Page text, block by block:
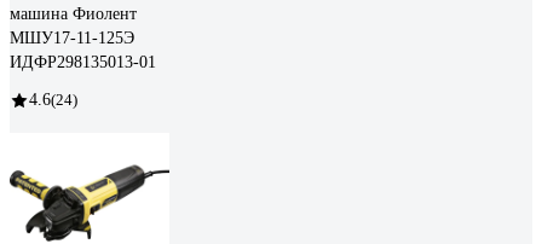
машина Фиолент
МШУ17-11-125Э
ИДФР298135013-01
4.6(24)